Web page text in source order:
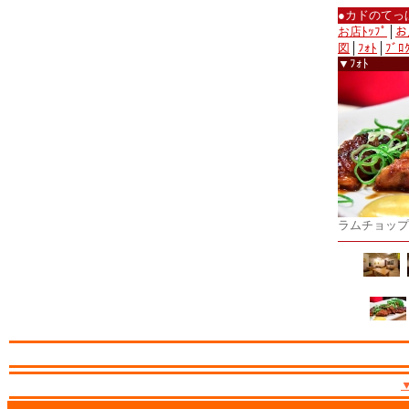
●カドのて
お店ﾄｯﾌﾟ
図
ﾌｫﾄ
ﾌﾞﾛ
▼ﾌｫﾄ
ラムチョッ